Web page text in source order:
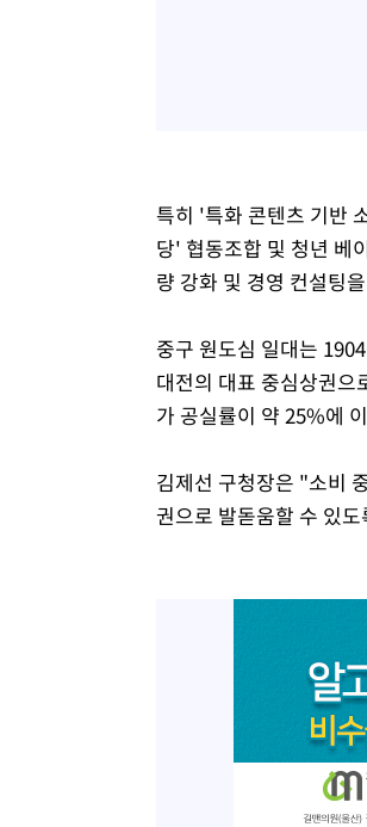
특히 '특화 콘텐츠 기반
당' 협동조합 및 청년 베
량 강화 및 경영 컨설팅
중구 원도심 일대는
대전의 대표 중심상권으
가 공실률이 약 25%에
김제선 구청장은 "소비
권으로 발돋움할 수 있